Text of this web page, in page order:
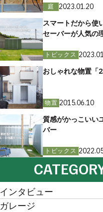
庭
2023.01.20
スマートだから使
セーバーが人気の
トピックス
おしゃれな物置「
物置 2015.06.10
質感がかっこいい
バー
トピックス
インタビュー
ガレージ